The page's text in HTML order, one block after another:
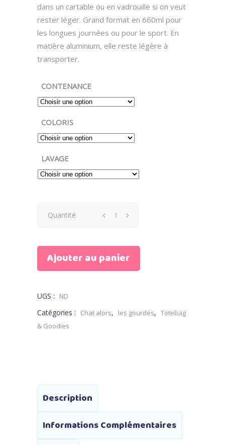
dans un cartable ou en vadrouille si on veut
rester léger. Grand format en 660ml pour
les longues journées ou pour le sport. En
matière aluminium, elle reste légère à
transporter.
CONTENANCE
COLORIS
LAVAGE
Gourde
Moon
quantity
Quantité
Ajouter au panier
UGS : ND
Catégories : Chat alors, les gourdes, Totebag
& Goodies
Description
Informations Complémentaires